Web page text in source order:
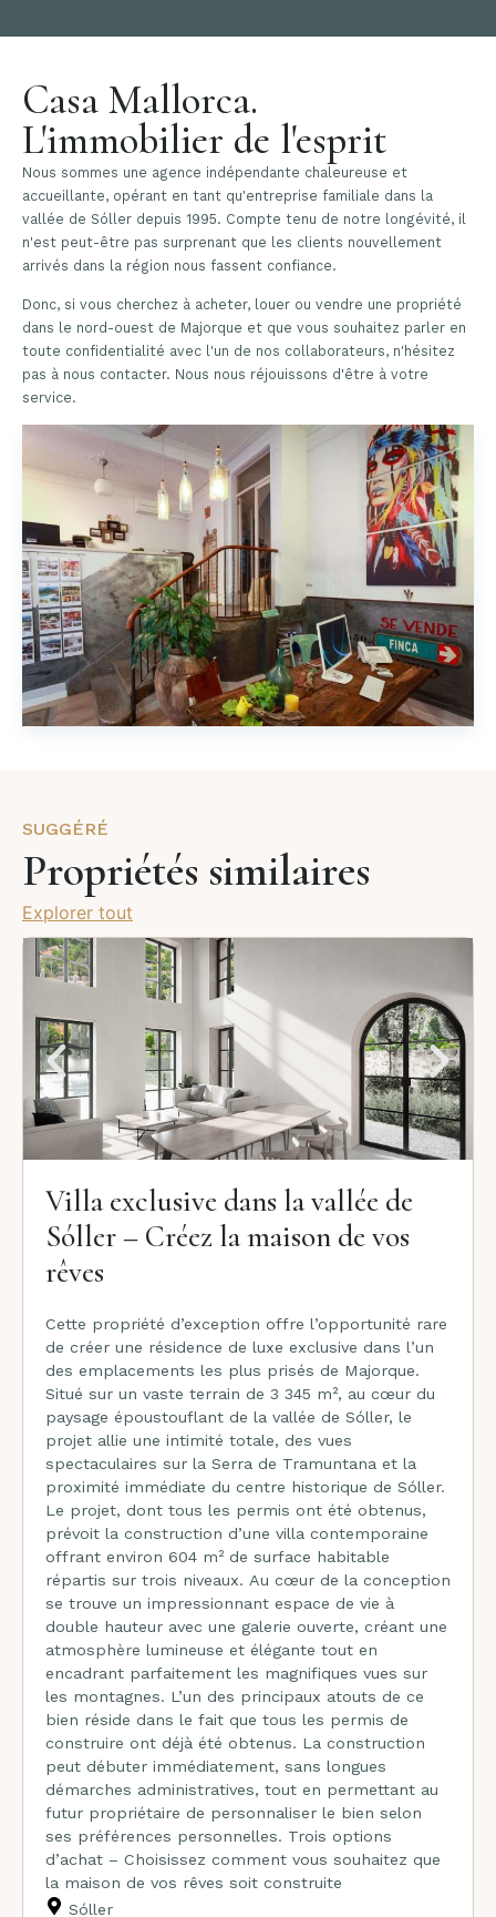
Casa Mallorca.
L'immobilier de l'esprit
Nous sommes une agence indépendante chaleureuse et
accueillante, opérant en tant qu'entreprise familiale dans la
vallée de Sóller depuis 1995. Compte tenu de notre longévité, il
n'est peut-être pas surprenant que les clients nouvellement
arrivés dans la région nous fassent confiance.
Donc, si vous cherchez à acheter, louer ou vendre une propriété
dans le nord-ouest de Majorque et que vous souhaitez parler en
toute confidentialité avec l'un de nos collaborateurs, n'hésitez
pas à nous contacter. Nous nous réjouissons d'être à votre
service.
SUGGÉRÉ
Propriétés similaires
Explorer tout
Villa exclusive dans la vallée de
Sóller – Créez la maison de vos
rêves
Cette propriété d’exception offre l’opportunité rare
de créer une résidence de luxe exclusive dans l’un
des emplacements les plus prisés de Majorque.
Situé sur un vaste terrain de 3 345 m², au cœur du
paysage époustouflant de la vallée de Sóller, le
projet allie une intimité totale, des vues
spectaculaires sur la Serra de Tramuntana et la
proximité immédiate du centre historique de Sóller.
Le projet, dont tous les permis ont été obtenus,
prévoit la construction d’une villa contemporaine
offrant environ 604 m² de surface habitable
répartis sur trois niveaux. Au cœur de la conception
se trouve un impressionnant espace de vie à
double hauteur avec une galerie ouverte, créant une
atmosphère lumineuse et élégante tout en
encadrant parfaitement les magnifiques vues sur
les montagnes. L’un des principaux atouts de ce
bien réside dans le fait que tous les permis de
construire ont déjà été obtenus. La construction
peut débuter immédiatement, sans longues
démarches administratives, tout en permettant au
futur propriétaire de personnaliser le bien selon
ses préférences personnelles. Trois options
d’achat – Choisissez comment vous souhaitez que
la maison de vos rêves soit construite
Sóller